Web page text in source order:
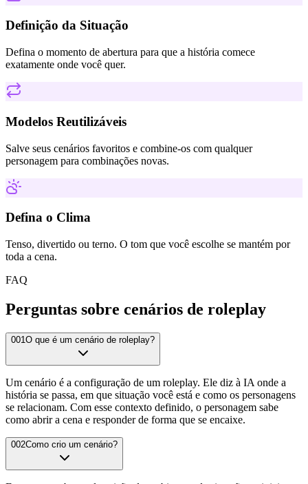
Definição da Situação
Defina o momento de abertura para que a história comece
exatamente onde você quer.
Modelos Reutilizáveis
Salve seus cenários favoritos e combine-os com qualquer
personagem para combinações novas.
Defina o Clima
Tenso, divertido ou terno. O tom que você escolhe se mantém por
toda a cena.
FAQ
Perguntas sobre cenários de roleplay
001 O que é um cenário de roleplay?
Um cenário é a configuração de um roleplay. Ele diz à IA onde a
história se passa, em que situação você está e como os personagens
se relacionam. Com esse contexto definido, o personagem sabe
como abrir a cena e responder de forma que se encaixe.
002Como crio um cenário?